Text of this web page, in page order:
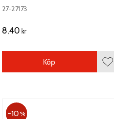
i favoriter
mm.
27-27173
8,40 kr
Köp
10 %